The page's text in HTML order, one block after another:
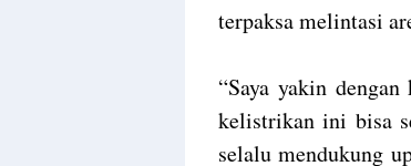
terpaksa melintasi
“Saya yakin
kelistrikan ini bisa
selalu mendukung